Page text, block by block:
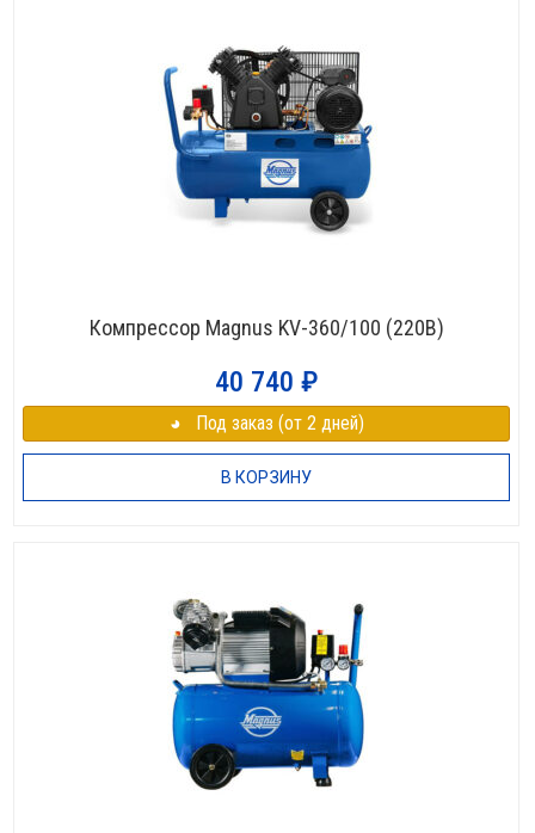
Компрессор Magnus KV-360/100 (220В)
40 740 ₽
◕⠀Под заказ (от 2 дней)
В КОРЗИНУ